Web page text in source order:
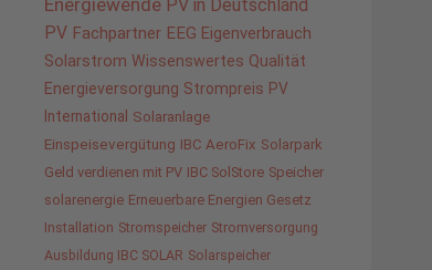
Energiewende PV in Deutschland
PV Fachpartner EEG Eigenverbrauch
Solarstrom Wissenswertes Qualität
Energieversorgung Strompreis PV
International Solaranlage
Einspeisevergütung IBC AeroFix Solarpark
Geld verdienen mit PV IBC SolStore Speicher
solarenergie Erneuerbare Energien Gesetz
Installation Stromspeicher Stromversorgung
Ausbildung IBC SOLAR Solarspeicher